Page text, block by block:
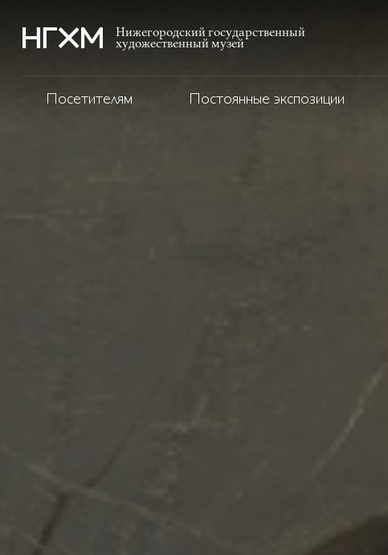
Нижегородский государственный
художественный музей
Посетителям Постоянные экспозиции